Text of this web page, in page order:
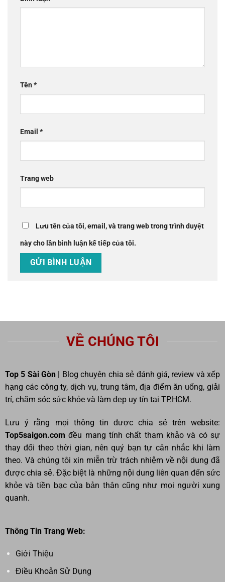
Tên*
Email *
Trang web
Lưu tên của tôi, email, và trang web trong trình duyệt
này cho lần bình luận kế tiếp của tôi.
VỀ CHÚNG TÔI
Top 5 Sài Gòn | Blog chuyên chia sẻ đánh giá, review và xếp
hạng các công ty, dịch vụ, trung tâm, địa điểm ăn uống, giải
trí, chăm sóc sức khỏe và làm đẹp uy tín tại TP.HCM.
Lưu ý rằng mọi thông tin được chia sẻ trên website:
Top5saigon.comđều mang tính chất tham khảo và có sự
thay đổi theo thời gian, nên quý bạn tự cân nhắc khi làm
theo. Và chúng tôi xin miễn trừ trách nhiệm về nội dung đã
được chia sẻ. Đặc biệt là những nội dung liên quan đến sức
khỏe và tiền bạc của bản thân cũng như mọi người xung
quanh.
Thông Tin Trang Web:
Giới Thiệu
Điều Khoản Sử Dụng